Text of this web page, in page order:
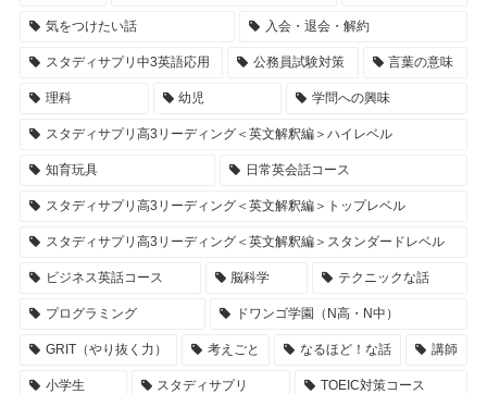
気をつけたい話 入会・退会・解約
スタディサプリ中3英語応用 公務員試験対策 言葉の意味
理科 幼児 学問への興味
スタディサプリ高3リーディング＜英文解釈編＞ハイレベル
知育玩具 日常英会話コース
スタディサプリ高3リーディング＜英文解釈編＞トップレベル
スタディサプリ高3リーディング＜英文解釈編＞スタンダードレベル
ビジネス英話コース 脳科学 テクニックな話
プログラミング ドワンゴ学園（N高・N中）
GRIT（やり抜く力） 考えごと なるほど！な話 講師
小学生 スタディサプリ TOEIC対策コース